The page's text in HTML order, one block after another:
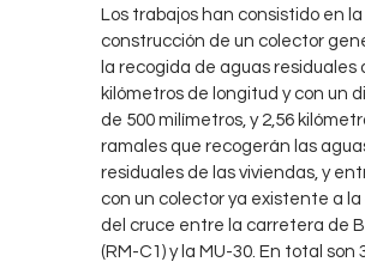
Los trabajos han consistido en la
construcción de un colector
la recogida de aguas residuales
kilómetros de longitud y con un
de 500 milímetros, y 2,56
ramales que recogerán las
residuales de las viviendas, y
con un colector ya existente a
del cruce entre la carretera de
(RM-C1) y la MU-30. En total son